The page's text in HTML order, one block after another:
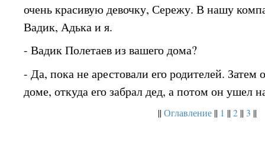
очень красивую девочку, Сережу. В нашу
Вадик, Адька и я.
- Вадик Полетаев из вашего дома?
- Да, пока не арестовали его родителей. Затем
доме, откуда его забрал дед, а потом он ушел
|| Оглавление || 1 || 2 || 3 ||